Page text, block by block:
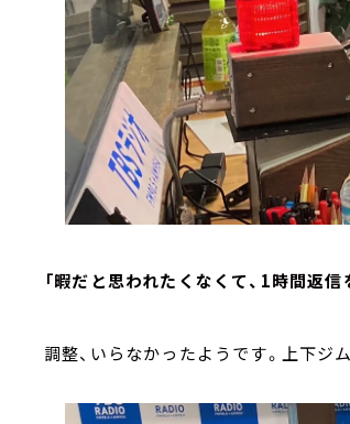
「暇だと思われたくなくて、1時間返信
調整、いらなかったようです。上下ジ